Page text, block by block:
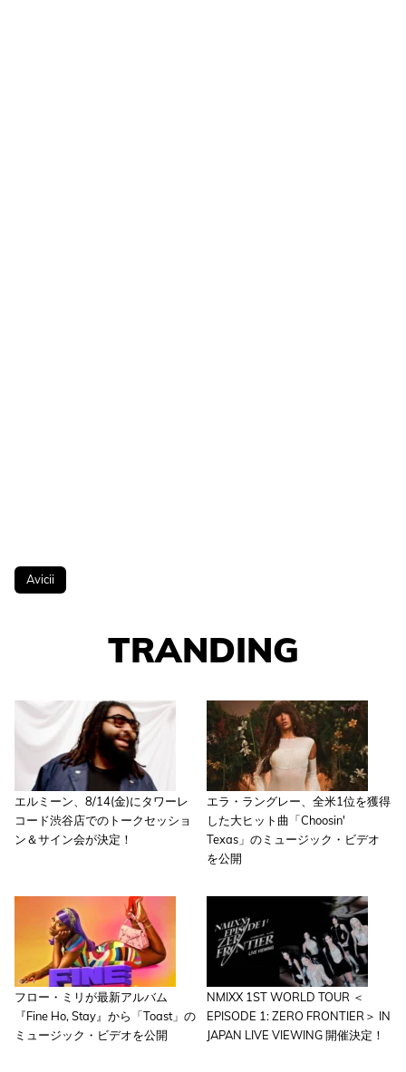
Avicii
TRANDING
エルミーン、8/14(金)にタワーレ
コード渋谷店でのトークセッショ
ン＆サイン会が決定！
エラ・ラングレー、全米1位を獲得
した大ヒット曲「Choosin'
Texas」のミュージック・ビデオ
を公開
フロー・ミリが最新アルバム
『Fine Ho, Stay』から「Toast」の
ミュージック・ビデオを公開
NMIXX 1ST WORLD TOUR ＜
EPISODE 1: ZERO FRONTIER＞ IN
JAPAN LIVE VIEWING 開催決定！